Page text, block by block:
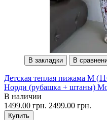
В закладки В
Детская теплая пижама M
Норди (рубашка + штаны)
В наличии
1499.00 грн. 2499.00 грн.
Купить